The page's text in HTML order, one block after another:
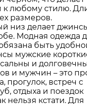
любому стилю.
размеров.
низ делает
Модная одежда
быть
мужские
и
и мужчин – это
прогулок, встреч с
отдыха и поездок
нельзя кстати. Для